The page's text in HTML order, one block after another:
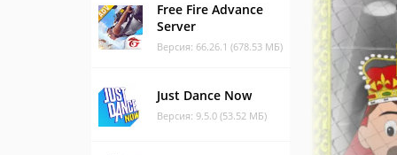
Free Fire Advance
Server
Версия: 66.26.1 (678.53 МБ)
Just Dance Now
Версия: 9.5.0 (53.52 МБ)